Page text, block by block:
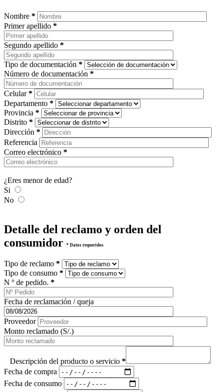
Nombre *
Primer apellido *
Segundo apellido *
Tipo de documentación *
Número de documentación *
Celular*
Departamento *
Provincia *
Distrito *
Dirección *
Referencia
Correo electrónico *
¿Eres menor de edad?
Si
No
Detalle del reclamo y orden del
consumidor * Datos requeridos
Tipo de reclamo *
Tipo de consumo *
N º de pedido. *
Fecha de reclamación / queja
Proveedor
Monto reclamado (S/.)
Descripción del producto o servicio *
Fecha de compra
Fecha de consumo